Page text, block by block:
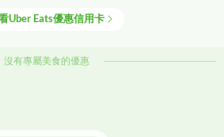
Uber Eats優惠信用卡
沒有專屬美食的優惠